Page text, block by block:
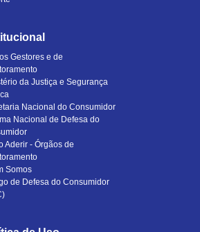
Gestores e de
da Justiça e Segurança
Nacional do Consumidor
Nacional de Defesa do
Aderir - Órgãos de
Somos
de Defesa do Consumidor